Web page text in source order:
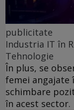
publicitate
Industria IT în
Tehnologie
În plus, se
femei angajate
schimbare
în acest sector.